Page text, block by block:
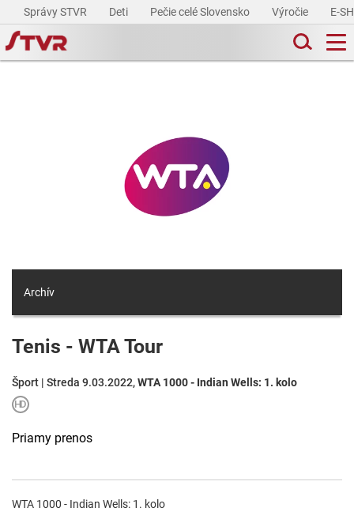
Správy STVR Deti Pečie celé Slovensko Výročie E-
Archív
Tenis - WTA Tour
Šport | Streda 9.03.2022,WTA 1000 - Indian Wells: 1. kolo
Priamy prenos
WTA 1000 - Indian Wells: 1. kolo